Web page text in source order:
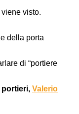
visto.
della porta
di “portiere
portieri, Valerio